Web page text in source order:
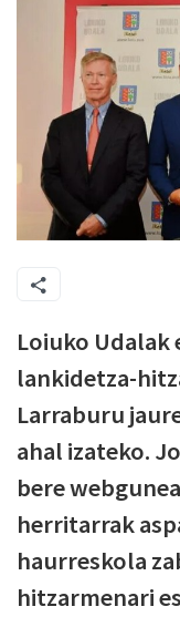
Loiuko Udalak
lankidetza-
Larraburu
ahal izateko.
bere
herritarrak
haurreskola
hitzarmenari